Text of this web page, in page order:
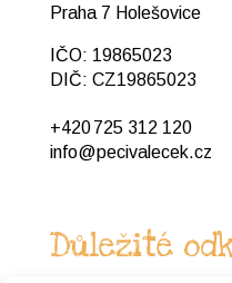
Praha 7 Holešovice
IČO: 19865023
DIČ: CZ19865023
+420 725 312 120
info@pecivalecek.cz
Důležité